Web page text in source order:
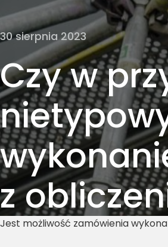
30 sierpnia 2023
Czy w
z
Jest możliwość zamówienia